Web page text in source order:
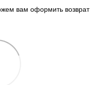
вам оформить возврат